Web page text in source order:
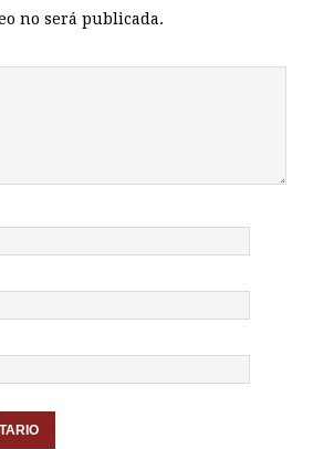
no será publicada.